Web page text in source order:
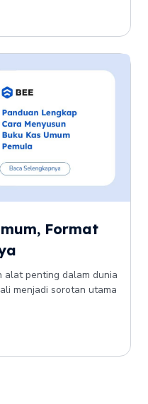
Format
alat penting dalam dunia
menjadi sorotan utama